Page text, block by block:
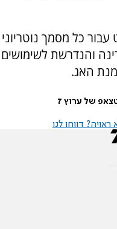
כל מסמך נוטריוני
והנדרשת לשימושים
האג.
של ערוץ 7
דווחו לנו